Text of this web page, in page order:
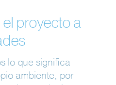
proyecto a
lo que significa
ambiente, por